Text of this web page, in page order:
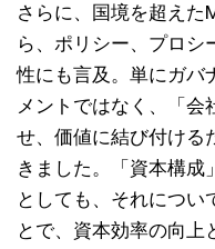
さらに、国境を超えた
ら、ポリシー、プロ
性にも言及。単にガバ
メントではなく、「会
せ、価値に結び付ける
きました。「資本構成
としても、それについ
とで、資本効率の向上